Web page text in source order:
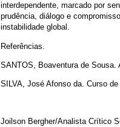
interdependente, marcado por
prudência, diálogo e
instabilidade global.
Referências.
SANTOS, Boaventura de Sousa.
SILVA, José Afonso da. Curso
Joilson Bergher/Analista Crítico